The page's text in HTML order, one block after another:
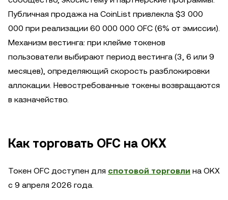
Публичная продажа на CoinList привлекла $3 000
000 при реализации 60 000 000 OFC (6% от эмиссии).
Механизм вестинга: при клейме токенов
пользователи выбирают период вестинга (3, 6 или 9
месяцев), определяющий скорость разблокировки
аллокации. Невостребованные токены возвращаются
в казначейство.
Как торговать OFC на OKX
Токен OFC доступен для спотовой торговли на OKX
с 9 апреля 2026 года.